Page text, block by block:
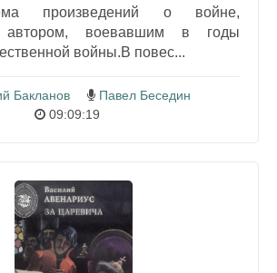
произведений о войне,
автором, воевавшим в годы
войны.В повес...
Бакланов
Павел Беседин
09:09:19